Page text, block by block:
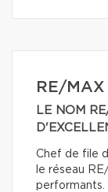
RE/MAX
LE NOM
Chef de file
le réseau
performants.